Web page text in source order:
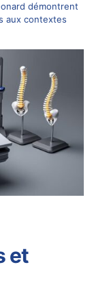
démontrent
aux contextes
et